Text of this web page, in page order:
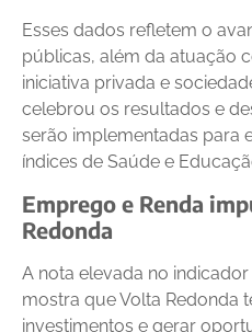
Esses dados refletem o
públicas, além da atuação
iniciativa privada e
celebrou os resultados e
serão implementadas para
índices de Saúde e
Emprego e Renda
Redonda
A nota elevada no
mostra que Volta Redonda
investimentos e gerar